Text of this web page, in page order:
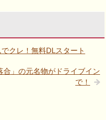
クレ！無料DLスタート
」の元名物がドライブイン
で！